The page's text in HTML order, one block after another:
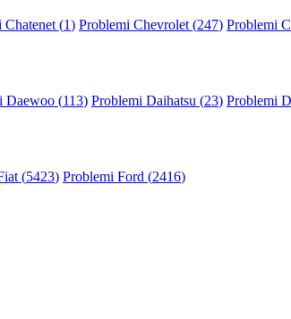
Chatenet (1) Problemi Chevrolet (247) Problemi
Daewoo (113) Problemi Daihatsu (23) Problemi
(5423) Problemi Ford (2416)